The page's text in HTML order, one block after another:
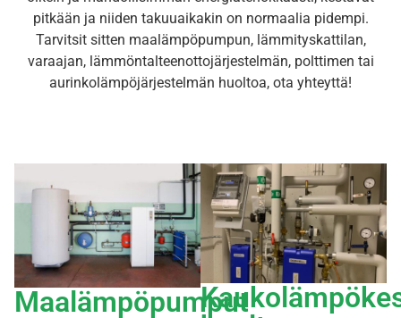
pitkään ja niiden takuuaikakin on normaalia pidempi.
Tarvitsit sitten maalämpöpumpun, lämmityskattilan,
varaajan, lämmöntalteenottojärjestelmän, polttimen tai
aurinkolämpöjärjestelmän huoltoa, ota yhteyttä!
Maalämpöpumput